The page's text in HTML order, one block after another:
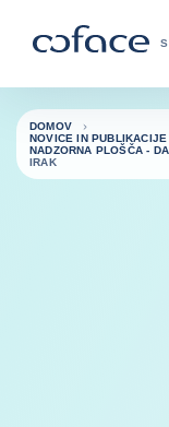
Domov
DOMOV
NOVICE IN PUBLIKACIJE
NADZORNA PLOŠČA -
IRAK